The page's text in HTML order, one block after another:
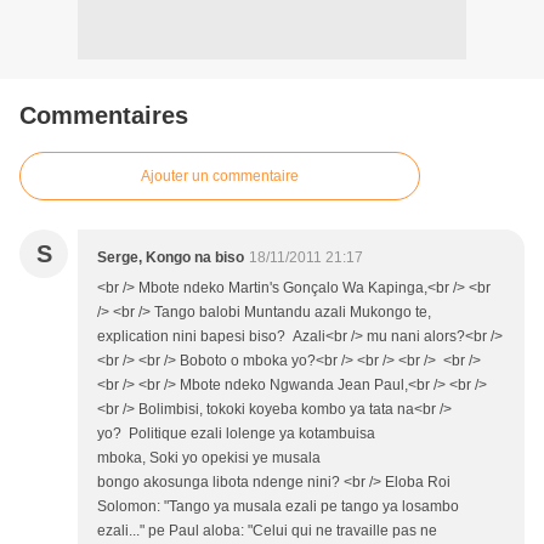
Commentaires
Ajouter un commentaire
S Serge, Kongo na biso 18/11/2011 21:17
<br /> Mbote ndeko Martin's Gonçalo Wa Kapinga,<br /> <br
/> <br /> Tango balobi Muntandu azali Mukongo te,
explication nini bapesi biso? Azali<br /> mu nani alors?<br />
<br /> <br /> Boboto o mboka yo?<br /> <br /> <br /> <br />
<br /> <br /> Mbote ndeko Ngwanda Jean Paul,<br /> <br />
<br /> Bolimbisi, tokoki koyeba kombo ya tata na<br />
yo? Politique ezali lolenge ya kotambuisa
mboka, Soki yo opekisi ye musala
bongo akosunga libota ndenge nini? <br /> Eloba Roi
Solomon: "Tango ya musala ezali pe tango ya losambo
ezali..." pe Paul aloba: "Celui qui ne travaille pas ne